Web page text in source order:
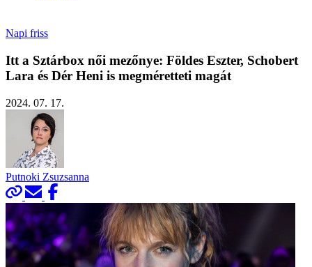
Napi friss
Itt a Sztárbox női mezőnye: Földes Eszter, Schobert
Lara és Dér Heni is megméretteti magát
2024. 07. 17.
Putnoki Zsuzsanna